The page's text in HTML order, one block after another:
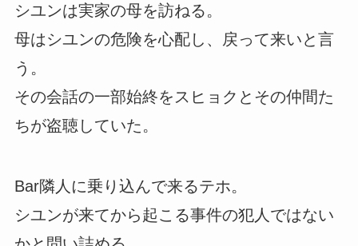
シユンは実家の母を訪ねる。
母はシユンの危険を心配し、戻って来いと言
う。
その会話の一部始終をスヒョクとその仲間た
ちが盗聴していた。
Bar隣人に乗り込んで来るテホ。
シユンが来てから起こる事件の犯人ではない